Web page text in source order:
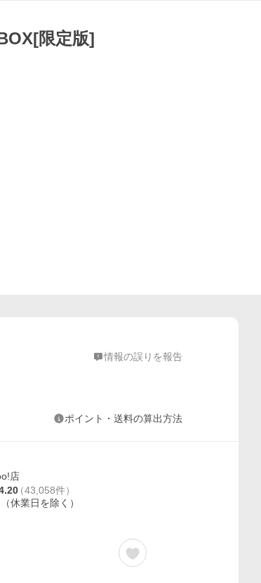
限定版]
情報の誤りを報告
ポイント・送料の算出方法
店
（43,058件）
休業日を除く）